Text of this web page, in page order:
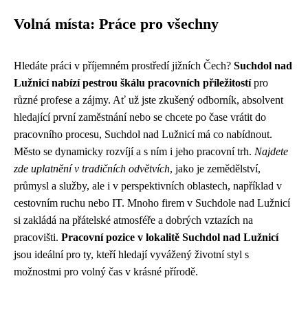
Volná místa: Práce pro všechny
Hledáte práci v příjemném prostředí jižních Čech? Suchdol nad
Lužnicí nabízí pestrou škálu pracovních příležitostípro
různé profese a zájmy. Ať už jste zkušený odborník, absolvent
hledající první zaměstnání nebo se chcete po čase vrátit do
pracovního procesu, Suchdol nad Lužnicí má co nabídnout.
Město se dynamicky rozvíjí a s ním i jeho pracovní trh. Najdete
zde uplatnění v tradičních odvětvích, jako je zemědělství,
průmysl a služby, ale i v perspektivních oblastech, například v
cestovním ruchu nebo IT. Mnoho firem v Suchdole nad Lužnicí
si zakládá na přátelské atmosféře a dobrých vztazích na
pracovišti. Pracovní pozice v lokalitě Suchdol nad Lužnicí
jsou ideální pro ty, kteří hledají vyvážený životní styl s
možnostmi pro volný čas v krásné přírodě.